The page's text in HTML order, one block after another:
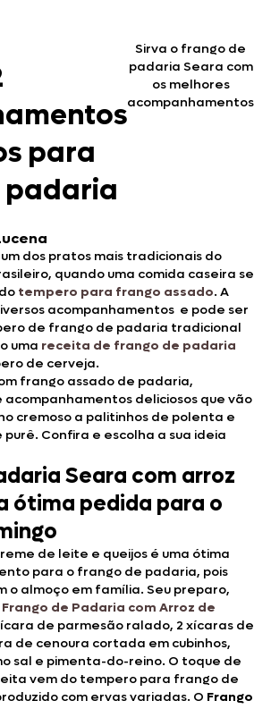
para
Sirva o frango de
padaria Seara com
os melhores
acompanhamentos
dos pratos mais tradicionais do
quando uma comida caseira se
tempero para frango assado. A
acompanhamentos e pode ser
de frango de padaria tradicional
uma receita de frango de padaria
de cerveja.
frango assado de padaria,
acompanhamentos deliciosos que vão
cremoso a palitinhos de polenta e
Confira e escolha a sua ideia
Seara com arroz
ótima pedida para o
de leite e queijos é uma ótima
para o frango de padaria, pois
o almoço em família. Seu preparo,
de Padaria com Arroz de
de parmesão ralado, 2 xícaras de
de cenoura cortada em cubinhos,
sal e pimenta-do-reino. O toque de
vem do tempero para frango de
com ervas variadas. O Frango